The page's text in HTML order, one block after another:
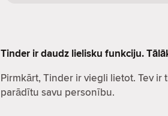
Tinder ir daudz lielisku funkciju.
Pirmkārt, Tinder ir viegli lietot. Tev ir
parādītu savu personību.